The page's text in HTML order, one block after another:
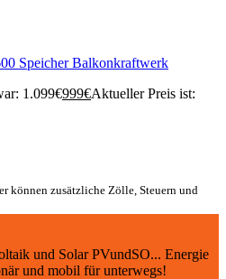
Speicher Balkonkraftwerk
1.099€999€Aktueller Preis ist:
können zusätzliche Zölle, Steuern und
und Solar PVundSO... Energie
und mobil für unterwegs!